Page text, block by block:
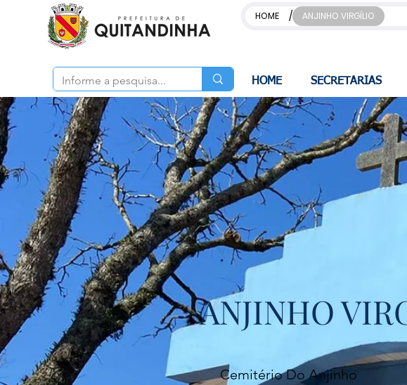
HOME / ANJINHO VIRGÍLIO
HOME SECRETARIAS
ANJINHO
Cemitério Do Anjinho